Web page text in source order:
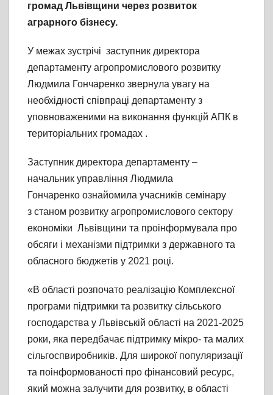
громад Львівщини через розвиток
аграрного бізнесу.
У межах зустрічі заступник директора
департаменту агропромислового розвитку
Людмила Гончаренко звернула увагу на
необхідності співпраці департаменту з
уповноваженими на виконання функцій АПК в
територіальних громадах .
Заступник директора департаменту –
начальник управління Людмила
Гончаренко ознайомила учасників семінару
з станом розвитку агропромислового сектору
економіки Львівщини та проінформувала про
обсяги і механізми підтримки з державного та
обласного бюджетів у 2021 році.
«В області розпочато реалізацію Комплексної
програми підтримки та розвитку сільського
господарства у Львівській області на 2021-2025
роки, яка передбачає підтримку мікро- та малих
сільгоспвиробників. Для широкої популяризації
та поінформованості про фінансовий ресурс,
який можна залучити для розвитку, в області